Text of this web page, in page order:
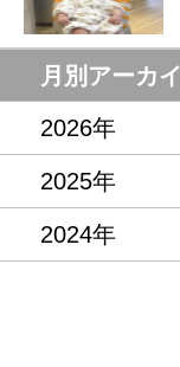
月別アーカ
2026年
2025年
2024年